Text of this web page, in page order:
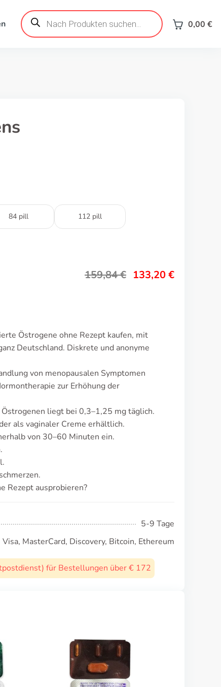
Products
search 0,00 €
84 pill 112 pill
159,84€ 133,20€
Östrogene ohne Rezept kaufen, mit
Deutschland. Diskrete und anonyme
von menopausalen Symptomen
zur Erhöhung der
liegt bei 0,3–1,25 mg täglich.
als vaginaler Creme erhältlich.
von 30–60 Minuten ein.
Rezept ausprobieren?
5-9 Tage
Visa, MasterCard, Discovery, Bitcoin, Ethereum
für Bestellungen über € 172